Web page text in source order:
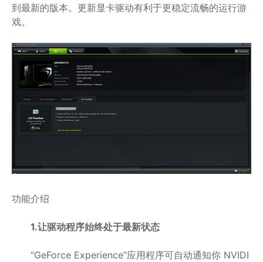
到最新的版本。更新显卡驱动有利于更稳定流畅的运行游
戏。
功能介绍
1.让驱动程序始终处于最新状态
“GeForce Experience”应用程序可自动通知你 NVIDI